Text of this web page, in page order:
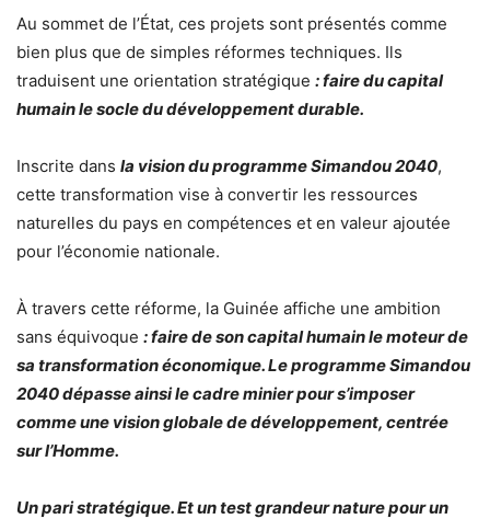
Au sommet de l’État, ces projets sont présentés comme
bien plus que de simples réformes techniques. Ils
traduisent une orientation stratégique : faire du capital
humain le socle du développement durable.
Inscrite dans la vision du programme Simandou 2040,
cette transformation vise à convertir les ressources
naturelles du pays en compétences et en valeur ajoutée
pour l’économie nationale.
À travers cette réforme, la Guinée affiche une ambition
sans équivoque : faire de son capital humain le moteur de
sa transformation économique. Le programme Simandou
2040 dépasse ainsi le cadre minier pour s’imposer
comme une vision globale de développement, centrée
sur l’Homme.
Un pari stratégique. Et un test grandeur nature pour un